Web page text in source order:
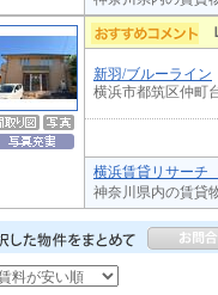
新羽/ブルーライン
横浜市都筑区仲町
横浜賃貸リサーチ
神奈川県内の賃貸